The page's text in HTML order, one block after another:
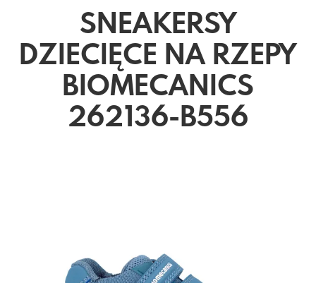
SNEAKERSY
DZIECIĘCE NA RZEPY
BIOMECANICS
262136-B556